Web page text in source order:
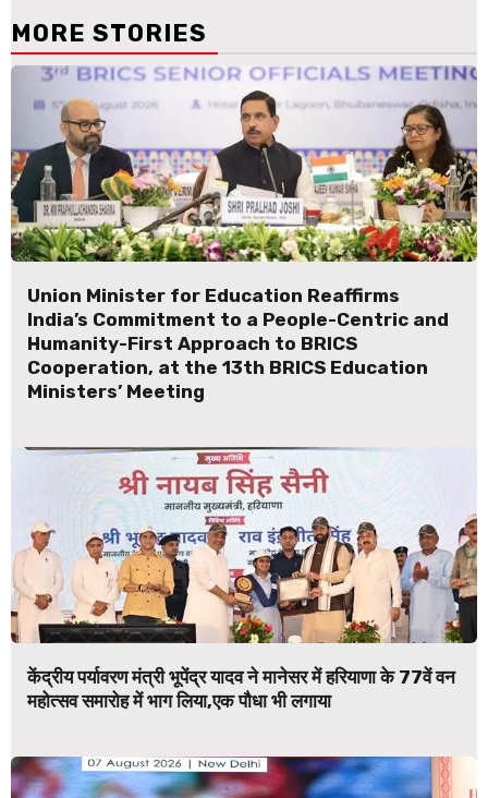
MORE STORIES
Union Minister for Education Reaffirms
India’s Commitment to a People-Centric and
Humanity-First Approach to BRICS
Cooperation, at the 13th BRICS Education
Ministers’ Meeting
केंद्रीय पर्यावरण मंत्री भूपेंद्र यादव ने मानेसर में हरियाणा के 77वें वन
महोत्सव समारोह में भाग लिया,एक पौधा भी लगाया